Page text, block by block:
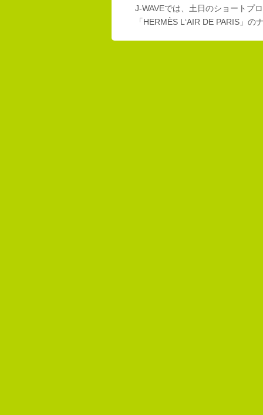
J-WAVEでは、土日のショートプ
「HERMÈS L‘AIR DE PARIS」